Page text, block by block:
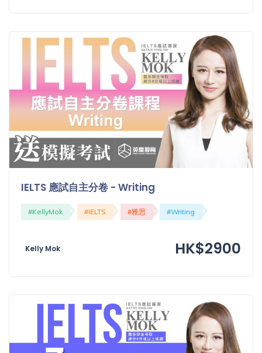
(19)
選
項
「同
時符
合所
有標
籤」
精準
登出
IELTS 應試自主分卷 - Writing
#KellyMok #IELTS #雅思 #Writing
Kelly Mok HK$2900